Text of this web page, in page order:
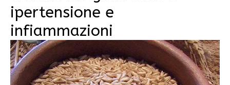
ipertensione e
infiammazioni